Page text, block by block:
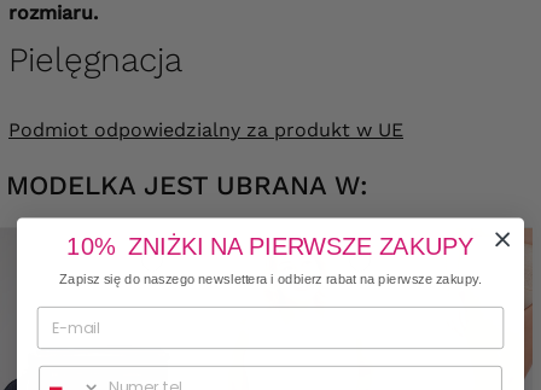
rozmiaru.
Pielęgnacja
Podmiot odpowiedzialny za produkt w UE
MODELKA JEST UBRANA W:
10% ZNIŻKI NA PIERWSZE ZAKUPY
Zapisz się do naszego newslettera i odbierz rabat na pierwsze zakupy.